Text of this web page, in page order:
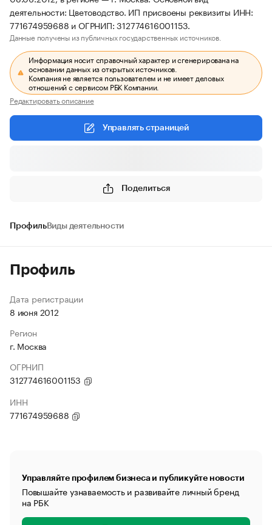
деятельности: Цветоводство. ИП присвоены реквизиты ИНН:
771674959688 и ОГРНИП: 312774616001153.
Данные получены из публичных государственных источников.
Информация носит справочный характер и сгенерирована на
основании данных из открытых источников.
Компания не является пользователем и не имеет деловых
отношений с сервисом РБК Компании.
Редактировать описание
Управлять страницей
Поделиться
ПрофильВиды деятельности
Профиль
Дата регистрации
8 июня 2012
Регион
г. Москва
ОГРНИП
312774616001153
ИНН
771674959688
Управляйте профилем бизнеса и публикуйте новости
Повышайте узнаваемость и развивайте личный бренд
на РБК